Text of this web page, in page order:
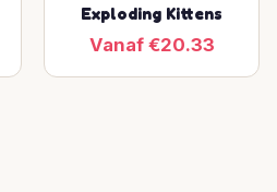
Exploding Kittens
Vanaf €20.33